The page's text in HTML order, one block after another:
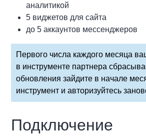
аналитикой
5 виджетов для сайта
до 5 аккаунтов мессенджеров
Первого числа каждого месяца
в инструменте партнера
обновления зайдите в начале
инструмент и авторизуйтесь
Подключение